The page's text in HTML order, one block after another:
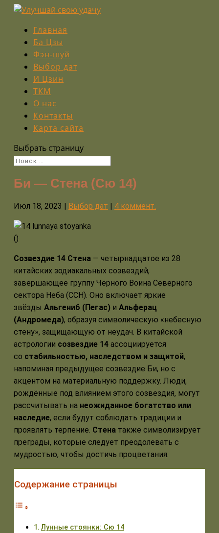
Главная
Ба Цзы
Фэн-шуй
Выбор дат
И Цзин
ТКМ
О нас
Контакты
Карта сайта
Выбрать страницу
Би — Стена (Сю 14)
Июл 18, 2023 Выбор дат 4 коммент.
()
Созвездие 14 Стена — четырнадцатое из 28
китайских зодиакальных созвездий,
завершающее группу Чёрного Воина Северного
сектора Неба (ССН). Оно включает яркие
звёзды Альгениб (Пегас) и Альферац
(Андромеда), образуя символическую «небесную
стену», защищающую от неудач. В китайской
астрологии созвездие 14 ассоциируется
со стабильностью, наследством и защитой,
напоминая предыдущее созвездие Би, но с
акцентом на материальную поддержку. Люди,
рождённые под влиянием этого созвездия, могут
рассчитывать на неожиданное богатство или
наследие, если будут соблюдать традиции и
проявлять терпение. Стена также символизирует
преграды, которые следует преодолевать с
мудростью, чтобы достичь процветания.
Содержание страницы
Лунные стоянки: Сю 14